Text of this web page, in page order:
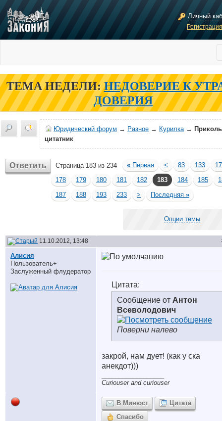
Личный
ТЕМА НЕДЕЛИ: НЕДОВЕРИЕ К
ДОВЕРИЯ
Юридический форум → Разное → Курилка→
цитатник
Ответить Страница 183 из 234 « Первая < 83 133
178
179 180 181 182 183 184 185
187
188 193 233 > Последняя »
Опции темы
11.10.2012, 13:48
Алисия
Пользователь+
Заслуженный флудератор
Цитата:
Сообщение от Антон
Всеволодович
Поверни налево
закрой, нам дует! (как у ска
анекдот)))
Curiouser and curiouser
В Минюст
Цитата
Спасибо